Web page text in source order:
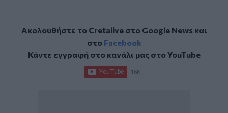
Ακολουθήστε το Cretalive στο Google Newsκαι
στο Facebook
Κάντε εγγραφή στο κανάλι μας στοYouTube